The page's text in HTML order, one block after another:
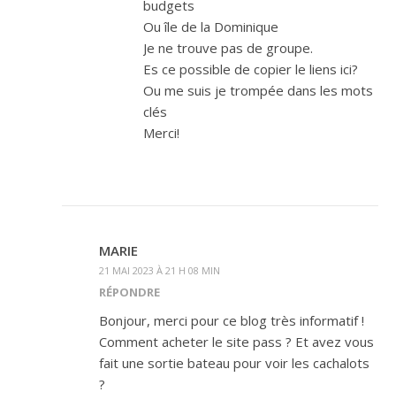
budgets
Ou île de la Dominique
Je ne trouve pas de groupe.
Es ce possible de copier le liens ici?
Ou me suis je trompée dans les mots
clés
Merci!
MARIE
21 MAI 2023 À 21 H 08 MIN
RÉPONDRE
Bonjour, merci pour ce blog très informatif !
Comment acheter le site pass ? Et avez vous
fait une sortie bateau pour voir les cachalots
?